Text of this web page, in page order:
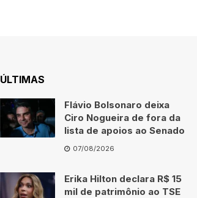
ÚLTIMAS
Flávio Bolsonaro deixa
Ciro Nogueira de fora da
lista de apoios ao Senado
07/08/2026
Erika Hilton declara R$ 15
mil de patrimônio ao TSE